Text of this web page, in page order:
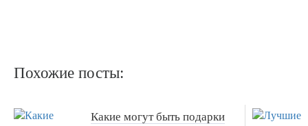
Похожие посты:
Какие могут быть подарки